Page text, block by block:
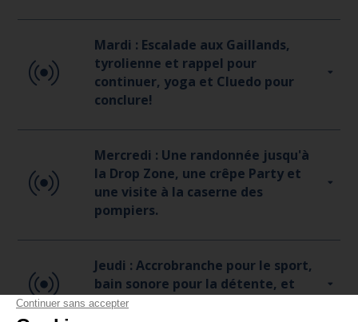
Mardi : Escalade aux Gaillands,
tyrolienne et rappel pour
continuer, yoga et Cluedo pour
conclure!
Mercredi : Une randonnée jusqu'à
la Drop Zone, une crêpe Party et
une visite à la caserne des
pompiers.
Jeudi : Accrobranche pour le sport,
bain sonore pour la détente, et
petits mots pour dire merci...